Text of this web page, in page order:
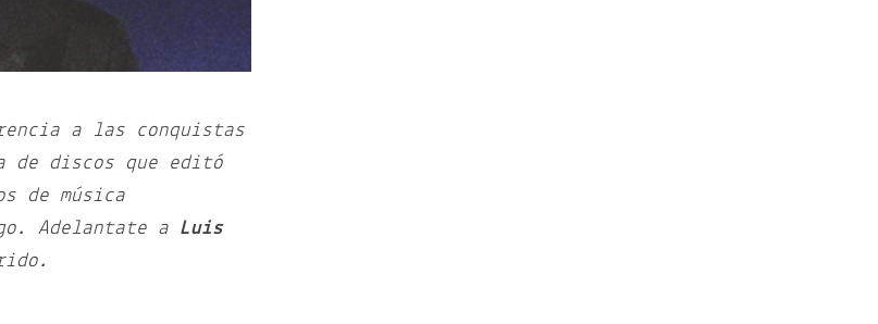
a las conquistas
de discos que editó
de música
Adelantate a Luis